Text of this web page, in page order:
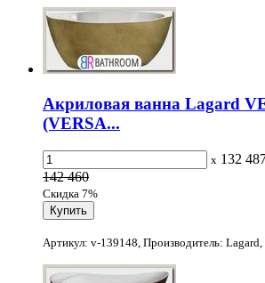
Акриловая ванна Lagard
(VERSA...
x 132
142 460
Скидка 7%
Артикул: v-139148, Производитель: Lagard,